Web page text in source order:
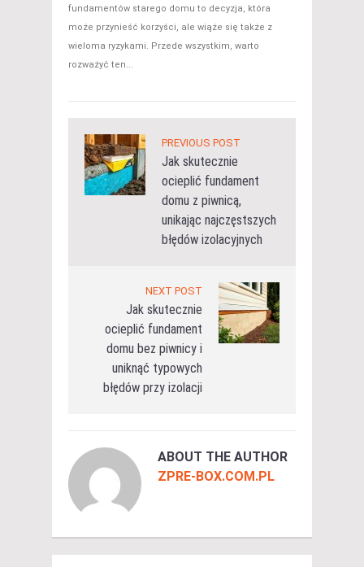
fundamentów starego domu to decyzja, która
może przynieść korzyści, ale wiąże się także z
wieloma ryzykami. Przede wszystkim, warto
rozważyć ten...
PREVIOUS POST
Jak skutecznie
ocieplić fundament
domu z piwnicą,
unikając najczęstszych
błędów izolacyjnych
NEXT POST
Jak skutecznie
ocieplić fundament
domu bez piwnicy i
uniknąć typowych
błędów przy izolacji
ABOUT THE AUTHOR
ZPRE-BOX.COM.PL